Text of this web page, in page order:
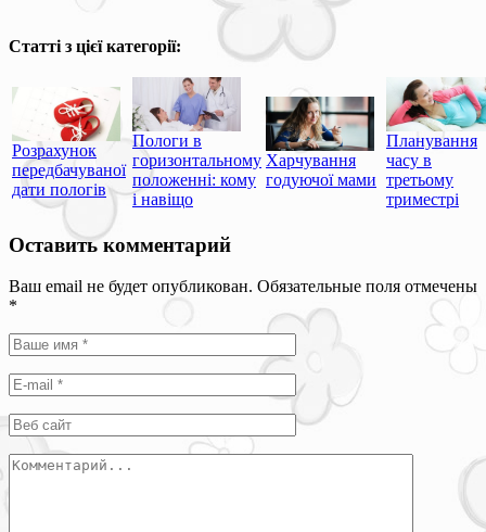
Статті з цієї категорії:
Розрахунок
передбачуваної
дати пологів
Пологи в
горизонтальному
положенні: кому
і навіщо
Харчування
годуючої мами
Планування
часу в
третьому
триместрі
Оставить комментарий
Ваш email не будет опубликован. Обязательные поля отмечены
*